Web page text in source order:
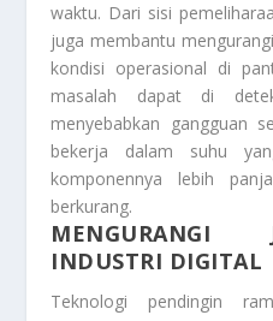
waktu. Dari sisi
juga membantu
kondisi operasional di
masalah dapat di
menyebabkan gangguan
bekerja dalam suhu
komponennya lebih
berkurang.
MENGURANGI
INDUSTRI DIGITAL
Teknologi pendingin